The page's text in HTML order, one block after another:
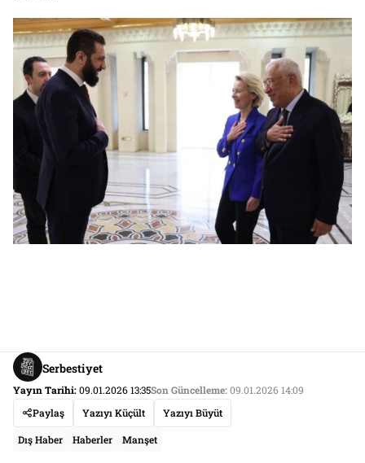
Serbestiyet
Yayın Tarihi:09.01.2026 13:35Son Güncelleme:09.01.2026 14:09
Paylaş
Yazıyı Küçült Yazıyı Büyüt
Dış Haber Haberler Manşet